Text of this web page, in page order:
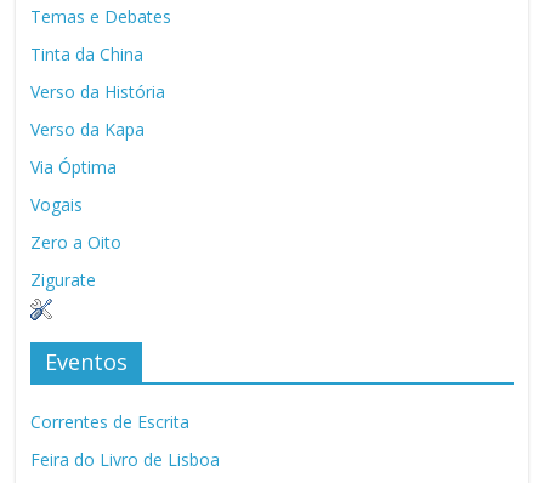
Temas e Debates
Tinta da China
Verso da História
Verso da Kapa
Via Óptima
Vogais
Zero a Oito
Zigurate
Eventos
Correntes de Escrita
Feira do Livro de Lisboa